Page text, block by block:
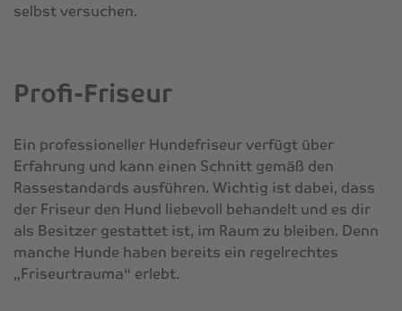
selbst versuchen.
Profi-Friseur
Ein professioneller Hundefriseur verfügt über
Erfahrung und kann einen Schnitt gemäß den
Rassestandards ausführen. Wichtig ist dabei, dass
der Friseur den Hund liebevoll behandelt und es dir
als Besitzer gestattet ist, im Raum zu bleiben. Denn
manche Hunde haben bereits ein regelrechtes
„Friseurtrauma“ erlebt.